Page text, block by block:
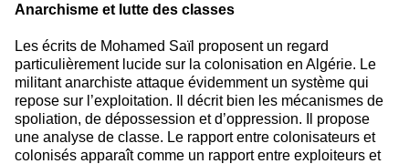
Anarchisme et lutte des classes
Les écrits de Mohamed Saïl proposent un regard
particulièrement lucide sur la colonisation en Algérie. Le
militant anarchiste attaque évidemment un système qui
repose sur l’exploitation. Il décrit bien les mécanismes de
spoliation, de dépossession et d’oppression. Il propose
une analyse de classe. Le rapport entre colonisateurs et
colonisés apparaît comme un rapport entre exploiteurs et